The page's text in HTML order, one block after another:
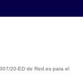
20-ED de Red.es para el